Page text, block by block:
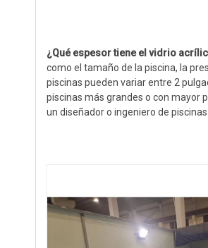
¿Qué espesor tiene el vidrio
como el tamaño de la piscina, la
piscinas pueden variar entre 2
piscinas más grandes o con mayor
un diseñador o ingeniero de